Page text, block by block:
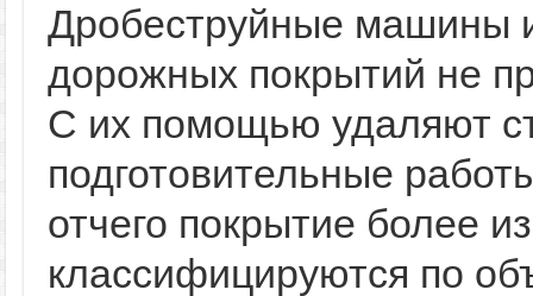
Дробеструйные машины
дорожных покрытий не
С их помощью удаляют
подготовительные
отчего покрытие более
классифицируются по